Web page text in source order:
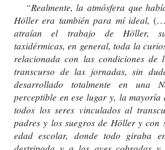
“Realmente, la atmósfera que
Höller era también para mí ideal,
atraían el trabajo de Höller,
taxidérmicas, en general, toda la
relacionada con las condiciones
transcurso de las jornadas, sin
desarrollado totalmente en una
perceptible en ese lugar y, la
todos los seres vinculados al
padres y los suegros de Höller y con
edad escolar, donde todo giraba